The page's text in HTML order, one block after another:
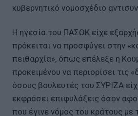
κυβερνητικό νομοσχέδιο
Η ηγεσία του ΠΑΣΟΚ είχε
πρόκειται να προσφύγει στην
πειθαρχία», όπως επέλεξε η
προκειμένου να περιορίσει τις
όσους βουλευτές του ΣΥΡΙΖΑ
εκφράσει επιφυλάξεις όσον
που έγινε νόμος του κράτους με